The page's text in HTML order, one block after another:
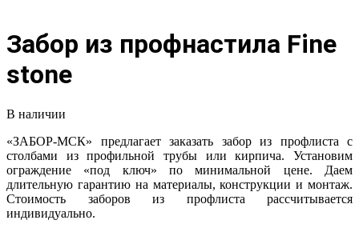
Забор из профнастила Fine
stone
В наличии
«ЗАБОР-МСК» предлагает заказать забор из профлиста с
столбами из профильной трубы или кирпича. Установим
ограждение «под ключ» по минимальной цене. Даем
длительную гарантию на материалы, конструкции и монтаж.
Стоимость заборов из профлиста рассчитывается
индивидуально.